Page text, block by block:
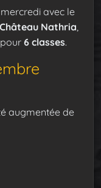
avec le
Nathria,
6 classes.
augmentée de